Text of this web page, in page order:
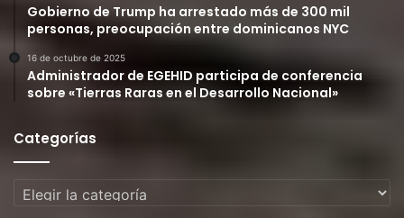
Gobierno de Trump ha arrestado más de 300 mil
personas, preocupación entre dominicanos NYC
16 de octubre de 2025
Administrador de EGEHID participa de conferencia
sobre «Tierras Raras en el Desarrollo Nacional»
Categorías
Categorías